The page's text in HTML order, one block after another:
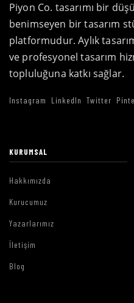
Piyon Co. tasarımı bir
benimseyen bir tasarım
platformudur. Aylık
ve profesyonel tasarım
topluluğuna katkı sağlar.
Instagram LinkedIn Twitter
KURUMSAL
Hakkımızda
Kurucumuz
Yazarlarımız
İletişim
Blog